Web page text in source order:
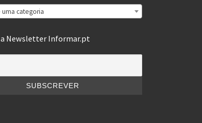
categoria
a Newsletter Informar.pt